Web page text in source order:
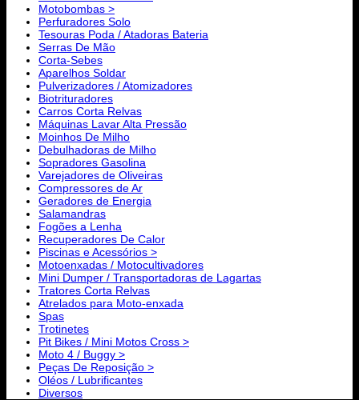
Motobombas >
Perfuradores Solo
Tesouras Poda / Atadoras Bateria
Serras De Mão
Corta-Sebes
Aparelhos Soldar
Pulverizadores / Atomizadores
Biotrituradores
Carros Corta Relvas
Máquinas Lavar Alta Pressão
Moinhos De Milho
Debulhadoras de Milho
Sopradores Gasolina
Varejadores de Oliveiras
Compressores de Ar
Geradores de Energia
Salamandras
Fogões a Lenha
Recuperadores De Calor
Piscinas e Acessórios >
Motoenxadas / Motocultivadores
Mini Dumper / Transportadoras de Lagartas
Tratores Corta Relvas
Atrelados para Moto-enxada
Spas
Trotinetes
Pit Bikes / Mini Motos Cross >
Moto 4 / Buggy >
Peças De Reposição >
Oléos / Lubrificantes
Diversos